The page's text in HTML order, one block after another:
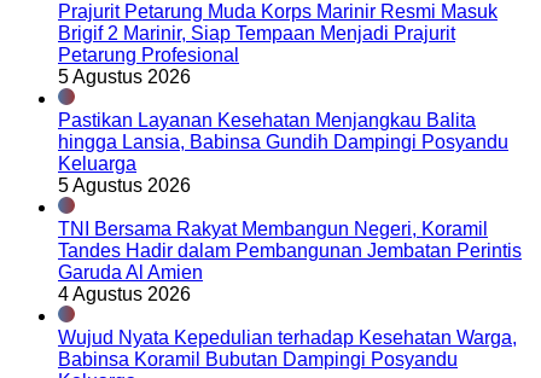
Prajurit Petarung Muda Korps Marinir Resmi Masuk
Brigif 2 Marinir, Siap Tempaan Menjadi Prajurit
Petarung Profesional
5 Agustus 2026
Pastikan Layanan Kesehatan Menjangkau Balita
hingga Lansia, Babinsa Gundih Dampingi Posyandu
Keluarga
5 Agustus 2026
TNI Bersama Rakyat Membangun Negeri, Koramil
Tandes Hadir dalam Pembangunan Jembatan Perintis
Garuda Al Amien
4 Agustus 2026
Wujud Nyata Kepedulian terhadap Kesehatan Warga,
Babinsa Koramil Bubutan Dampingi Posyandu